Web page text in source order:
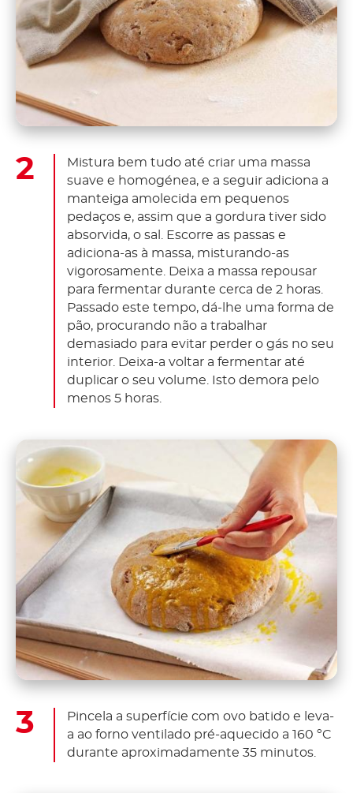
Mistura bem tudo até criar uma massa
suave e homogénea, e a seguir adiciona a
manteiga amolecida em pequenos
pedaços e, assim que a gordura tiver sido
absorvida, o sal. Escorre as passas e
adiciona-as à massa, misturando-as
vigorosamente. Deixa a massa repousar
para fermentar durante cerca de 2 horas.
Passado este tempo, dá-lhe uma forma de
pão, procurando não a trabalhar
demasiado para evitar perder o gás no seu
interior. Deixa-a voltar a fermentar até
duplicar o seu volume. Isto demora pelo
menos 5 horas.
Pincela a superfície com ovo batido e leva-
a ao forno ventilado pré-aquecido a 160 ºC
durante aproximadamente 35 minutos.